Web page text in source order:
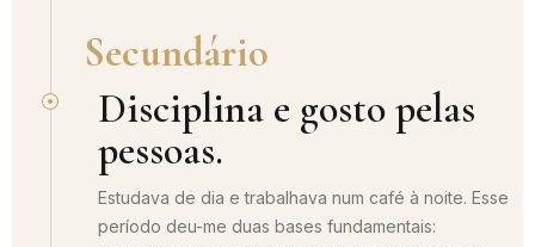
Secundário
Disciplina e gosto pelas
pessoas.
Estudava de dia e trabalhava num café à noite. Esse
período deu-me duas bases fundamentais: